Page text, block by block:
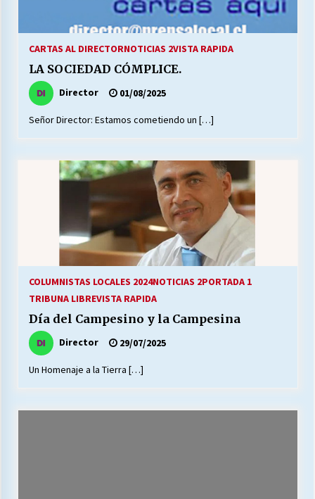
CARTAS AL DIRECTORNOTICIAS 2VISTA RAPIDA
LA SOCIEDAD CÓMPLICE.
Director 01/08/2025
Señor Director: Estamos cometiendo un […]
COLUMNISTAS LOCALES 2024NOTICIAS 2PORTADA 1
TRIBUNA LIBREVISTA RAPIDA
Día del Campesino y la Campesina
Director 29/07/2025
Un Homenaje a la Tierra […]